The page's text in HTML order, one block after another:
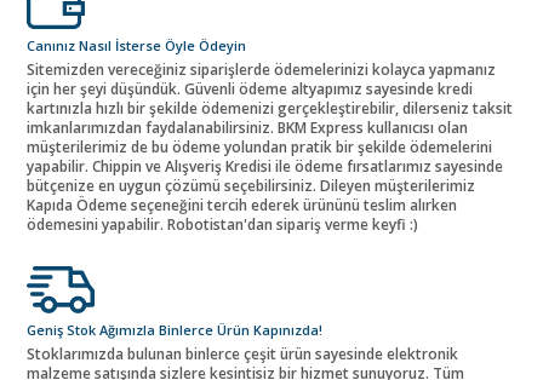
Canınız Nasıl İsterse Öyle Ödeyin
Sitemizden vereceğiniz siparişlerde ödemelerinizi kolayca yapmanız
için her şeyi düşündük. Güvenli ödeme altyapımız sayesinde kredi
kartınızla hızlı bir şekilde ödemenizi gerçekleştirebilir, dilerseniz taksit
imkanlarımızdan faydalanabilirsiniz. BKM Express kullanıcısı olan
müşterilerimiz de bu ödeme yolundan pratik bir şekilde ödemelerini
yapabilir. Chippin ve Alışveriş Kredisi ile ödeme fırsatlarımız sayesinde
bütçenize en uygun çözümü seçebilirsiniz. Dileyen müşterilerimiz
Kapıda Ödeme seçeneğini tercih ederek ürününü teslim alırken
ödemesini yapabilir. Robotistan'dan sipariş verme keyfi :)
Geniş Stok Ağımızla Binlerce Ürün Kapınızda!
Stoklarımızda bulunan binlerce çeşit ürün sayesinde elektronik
malzeme satışında sizlere kesintisiz bir hizmet sunuyoruz. Tüm